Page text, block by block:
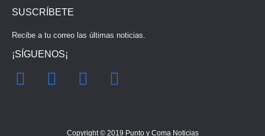
SUSCRÍBETE
Recibe a tu correo las últimas noticias.
¡SÍGUENOS¡
F
I
Y
t
T
t
Copyright © 2019 Punto y Coma Noticias